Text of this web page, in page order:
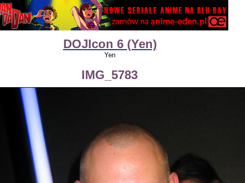
DOJIcon 6 (Yen)
Yen
IMG_5783